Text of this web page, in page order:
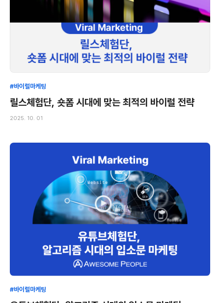
#바이럴마케팅
릴스체험단, 숏폼 시대에 맞는 최적의 바이럴 전략
2025. 10. 01
#바이럴마케팅